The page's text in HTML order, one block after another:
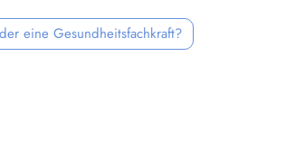
eine Gesundheitsfachkraft?